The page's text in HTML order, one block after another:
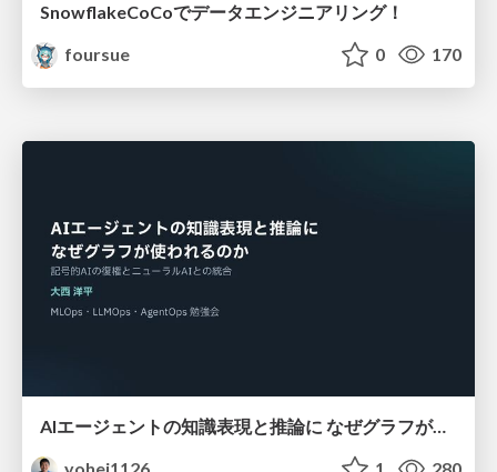
SnowflakeCoCoでデータエンジニアリング！
foursue
0 170
AIエージェントの知識表現と推論に なぜグラフが使われるのか - 記号的AIの復権とニューラルAIとの統合